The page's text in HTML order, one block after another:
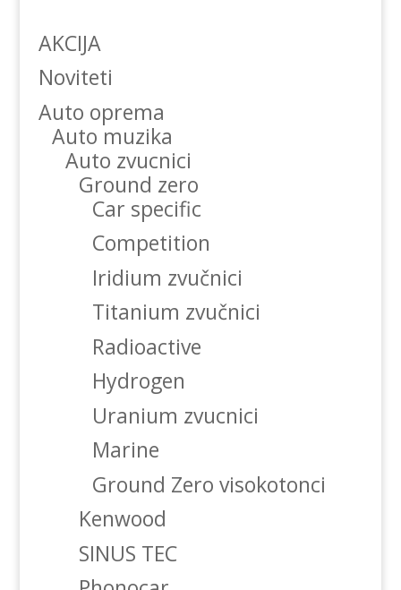
AKCIJA
Noviteti
Auto oprema
Auto muzika
Auto zvucnici
Ground zero
Car specific
Competition
Iridium zvučnici
Titanium zvučnici
Radioactive
Hydrogen
Uranium zvucnici
Marine
Ground Zero visokotonci
Kenwood
SINUS TEC